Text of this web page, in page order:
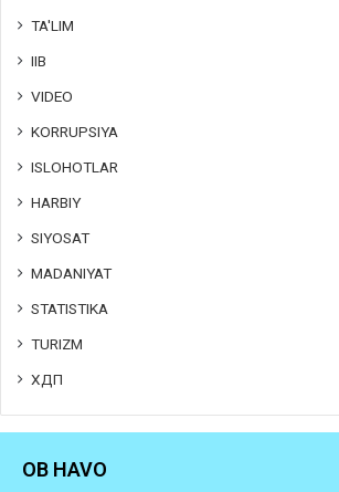
TA'LIM
IIB
VIDEO
KORRUPSIYA
ISLOHOTLAR
HARBIY
SIYOSAT
MADANIYAT
STATISTIKA
TURIZM
ХДП
OB HAVO